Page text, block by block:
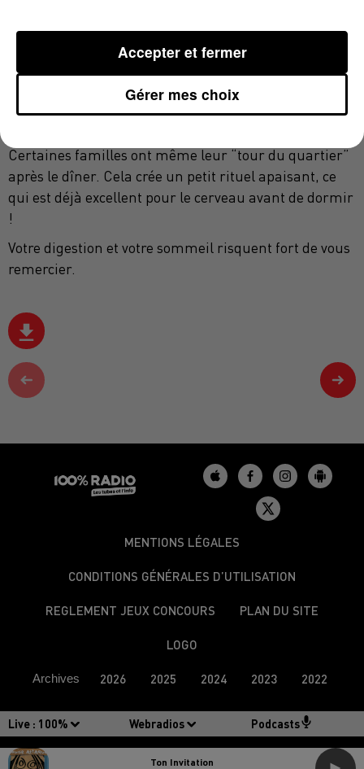
Live : 100% Webradios Podcasts
Ton Invitation
repas aide souvent à relâcher les tensions de la
journée. Cela favorise aussi un meilleur sommeil.
après manger. Une marche douce est au contraire
Certaines familles ont même leur “tour du quartier”
après le dîner. Cela crée un petit rituel apaisant, ce
qui est déjà excellent pour le cerveau avant de dormir
!
Votre digestion et votre sommeil risquent fort de vous
remercier.
MENTIONS LÉGALES
CONDITIONS GÉNÉRALES D’UTILISATION
REGLEMENT JEUX CONCOURS PLAN DU SITE
LOGO
Archives 2026 2025 2024 2023 2022
Gérer mes choix
Accepter et fermer